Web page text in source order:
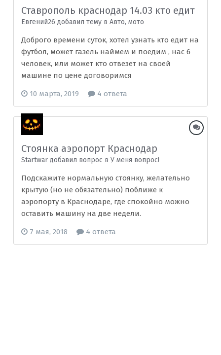
Ставрополь краснодар 14.03 кто едит
Евгений26 добавил тему в Авто, мото
Доброго времени суток, хотел узнать кто едит на
футбол, может газель наймем и поедим , нас 6
человек, или может кто отвезет на своей
машине по цене договоримся
10 марта, 2019 4 ответа
Стоянка аэропорт Краснодар
Startwar добавил вопрос в У меня вопрос!
Подскажите нормальную стоянку, желательно
крытую (но не обязательно) поближе к
аэропорту в Краснодаре, где спокойно можно
оставить машину на две недели.
7 мая, 2018 4 ответа